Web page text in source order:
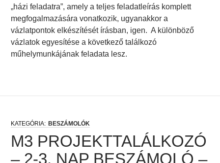
„házi feladatra”, amely a teljes feladatleírás komplett
megfogalmazására vonatkozik, ugyanakkor a
vázlatpontok elkészítését írásban, igen. A különböző
vázlatok egyesítése a következő találkozó
műhelymunkájának feladata lesz.
BESZÁMOLÓK
M3 PROJEKTTALÁLKOZÓ
– 2-3. NAP BESZÁMOLÓ –